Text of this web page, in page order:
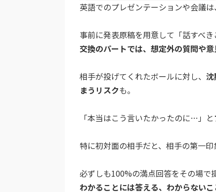
英語でのプレゼンテーションや会議
事前に発表原稿を用意して「話すべ
交換のパートでは、想定外の質問や
相手が投げてくれたボールに対し、
まうリスクも。
「本当はこう言いたかったのに…」と
特に初対面の相手だと、相手の第一
必ずしも100%の満点回答をその場で
わかることには答える、わからない